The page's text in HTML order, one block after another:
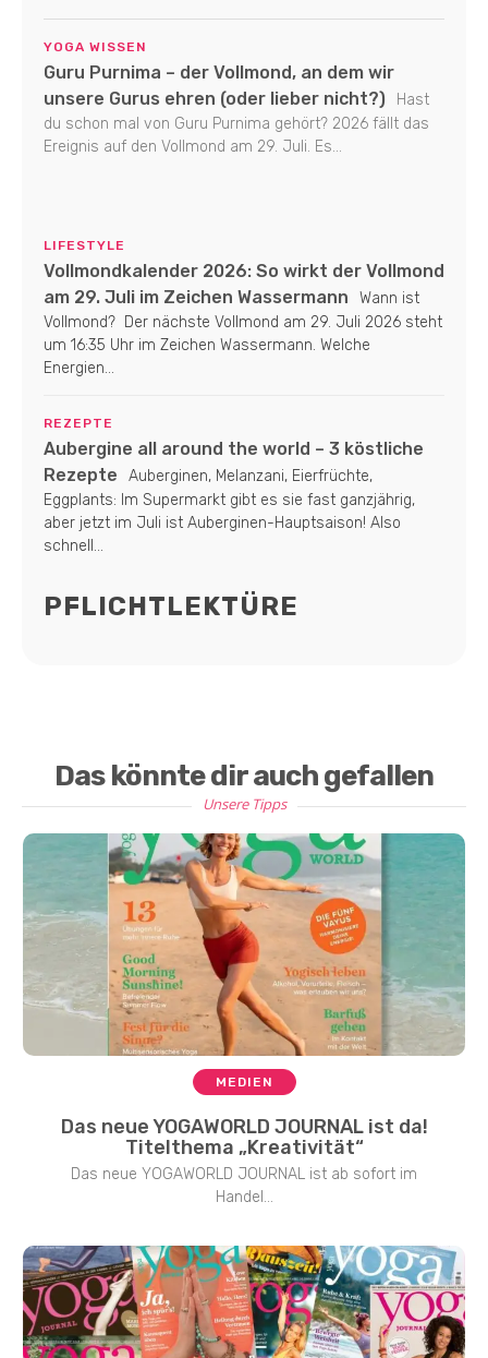
YOGA WISSEN
Guru Purnima – der Vollmond, an dem wir
unsere Gurus ehren (oder lieber nicht?)
Hast
du schon mal von Guru Purnima gehört? 2026 fällt das
Ereignis auf den Vollmond am 29. Juli. Es...
LIFESTYLE
Vollmondkalender 2026: So wirkt der Vollmond
am 29. Juli im Zeichen Wassermann
Wann ist
Vollmond? Der nächste Vollmond am 29. Juli 2026 steht
um 16:35 Uhr im Zeichen Wassermann. Welche
Energien...
REZEPTE
Aubergine all around the world – 3 köstliche
Rezepte
Auberginen, Melanzani, Eierfrüchte,
Eggplants: Im Supermarkt gibt es sie fast ganzjährig,
aber jetzt im Juli ist Auberginen-Hauptsaison! Also
schnell...
PFLICHTLEKTÜRE
Das könnte dir auch gefallen
Unsere Tipps
MEDIEN
Das neue YOGAWORLD JOURNAL ist da!
Titelthema „Kreativität“
Das neue YOGAWORLD JOURNAL ist ab sofort im
Handel...